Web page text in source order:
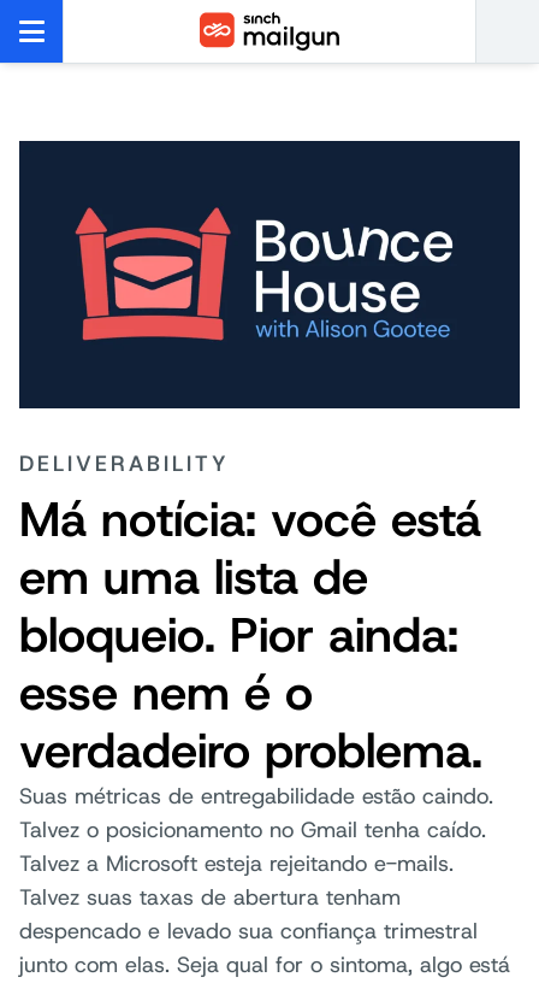
DELIVERABILITY
Má notícia: você está
em uma lista de
bloqueio. Pior ainda:
esse nem é o
verdadeiro problema.
Suas métricas de entregabilidade estão caindo.
Talvez o posicionamento no Gmail tenha caído.
Talvez a Microsoft esteja rejeitando e-mails.
Talvez suas taxas de abertura tenham
despencado e levado sua confiança trimestral
junto com elas. Seja qual for o sintoma, algo está